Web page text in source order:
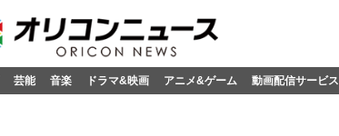
芸能 音楽 ドラマ&映画 アニメ&ゲーム 動画配信サービス